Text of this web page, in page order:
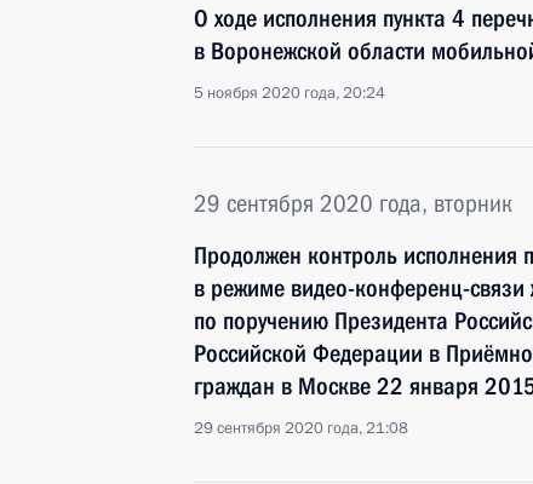
О ходе исполнения пункта 4
в Воронежской области
5 ноября 2020 года, 20:24
29 сентября 2020 года, вторник
Продолжен контроль исполнения
в режиме видео-конференц-связи
по поручению Президента
Российской Федерации в
граждан в Москве 22 января
29 сентября 2020 года, 21:08